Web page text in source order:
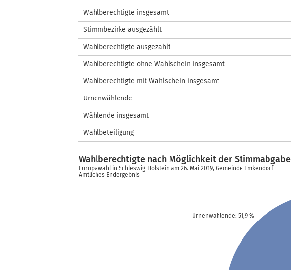
Wahlberechtigte insgesamt
Stimmbezirke ausgezählt
Wahlberechtigte ausgezählt
Wahlberechtigte ohne Wahlschein insgesamt
Wahlberechtigte mit Wahlschein insgesamt
Urnenwählende
Wählende insgesamt
Wahlbeteiligung
Urnenwählende: 51,9 %
Wahlberechtigte nach Möglichkeit der Stimmabgabe
Europawahl in Schleswig-Holstein am 26. Mai 2019, Gemeinde Emkendorf
Amtliches Endergebnis